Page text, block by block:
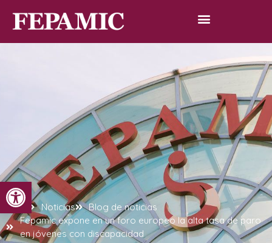
Abrir barra de herramientas
Inicio Noticias
Blog de noticias
Fepamic expone en un foro europeo la alta tasa de paro
en jóvenes con discapacidad